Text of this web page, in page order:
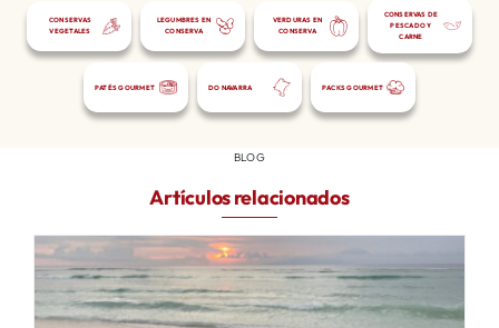
CONSERVAS
VEGETALES
LEGUMBRES EN
CONSERVA
VERDURAS EN
CONSERVA
CONSERVAS DE
PESCADO Y
CARNE
PATÉS GOURMET DO NAVARRA PACKS GOURMET
BLOG
Artículos relacionados